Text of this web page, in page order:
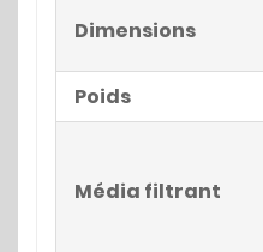
Dimensions
Poids
Média filtrant